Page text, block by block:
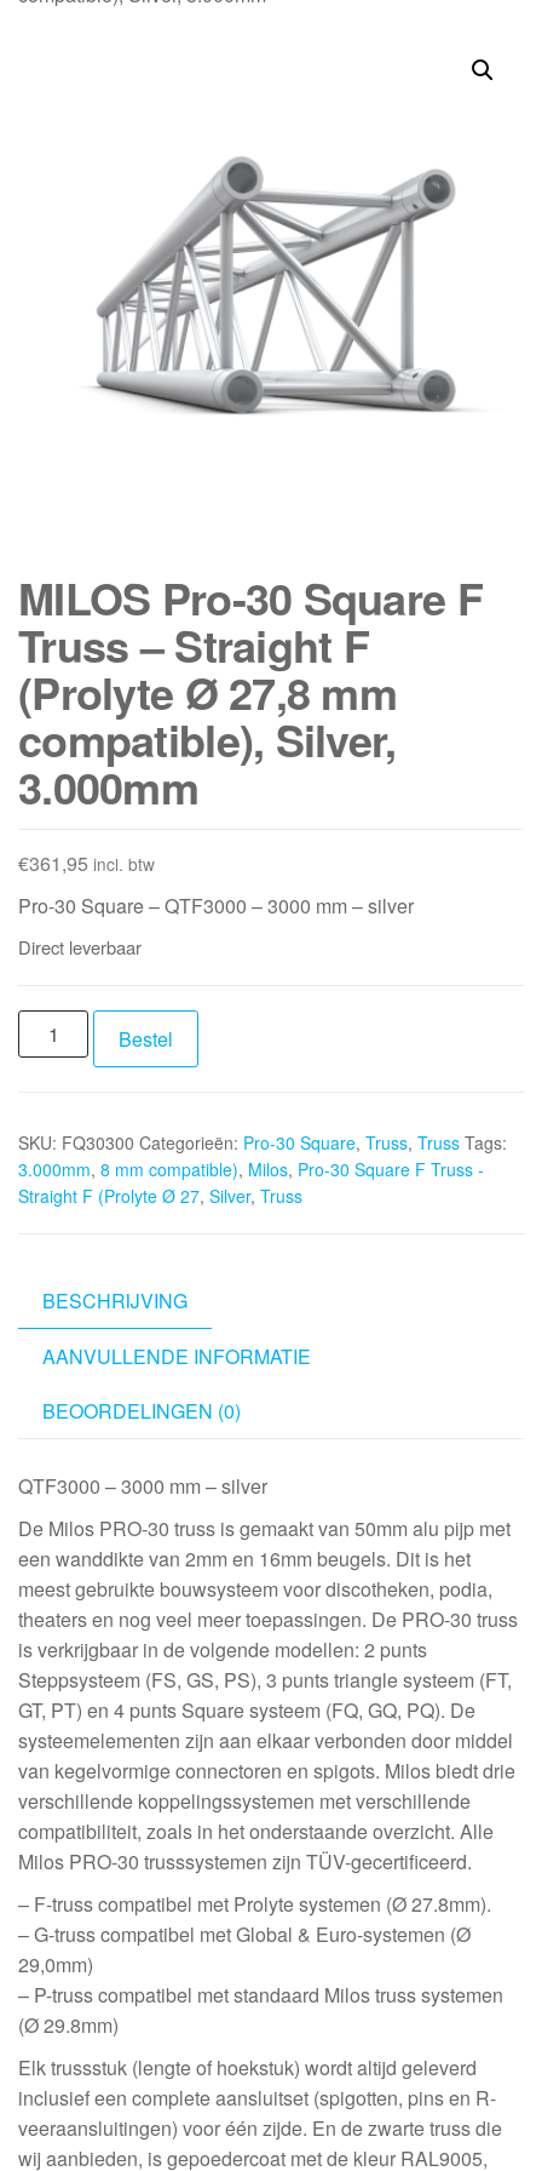
MILOS Pro-30 Square F
Truss – Straight F
(Prolyte Ø 27,8 mm
compatible), Silver,
3.000mm
€361,95 incl. btw
Pro-30 Square – QTF3000 – 3000 mm – silver
Direct leverbaar
MILOS
Pro-
F
Truss
-
(Prolyte
Ø
27,8
compatible),
3.000mm
Bestel
SKU: FQ30300 Categorieën: Pro-30 Square, Truss, Truss Tags:
3.000mm, 8 mm compatible), Milos, Pro-30 Square F Truss -
Straight F (Prolyte Ø 27, Silver, Truss
BESCHRIJVING
AANVULLENDE INFORMATIE
BEOORDELINGEN (0)
QTF3000 – 3000 mm – silver
De Milos PRO-30 truss is gemaakt van 50mm alu pijp met
een wanddikte van 2mm en 16mm beugels. Dit is het
meest gebruikte bouwsysteem voor discotheken, podia,
theaters en nog veel meer toepassingen. De PRO-30 truss
is verkrijgbaar in de volgende modellen: 2 punts
Steppsysteem (FS, GS, PS), 3 punts triangle systeem (FT,
GT, PT) en 4 punts Square systeem (FQ, GQ, PQ). De
systeemelementen zijn aan elkaar verbonden door middel
van kegelvormige connectoren en spigots. Milos biedt drie
verschillende koppelingssystemen met verschillende
compatibiliteit, zoals in het onderstaande overzicht. Alle
Milos PRO-30 trusssystemen zijn TÜV-gecertificeerd.
– F-truss compatibel met Prolyte systemen (Ø 27.8mm).
– G-truss compatibel met Global & Euro-systemen (Ø
29,0mm)
– P-truss compatibel met standaard Milos truss systemen
(Ø 29.8mm)
Elk trussstuk (lengte of hoekstuk) wordt altijd geleverd
inclusief een complete aansluitset (spigotten, pins en R-
veeraansluitingen) voor één zijde. En de zwarte truss die
wij aanbieden, is gepoedercoat met de kleur RAL9005,